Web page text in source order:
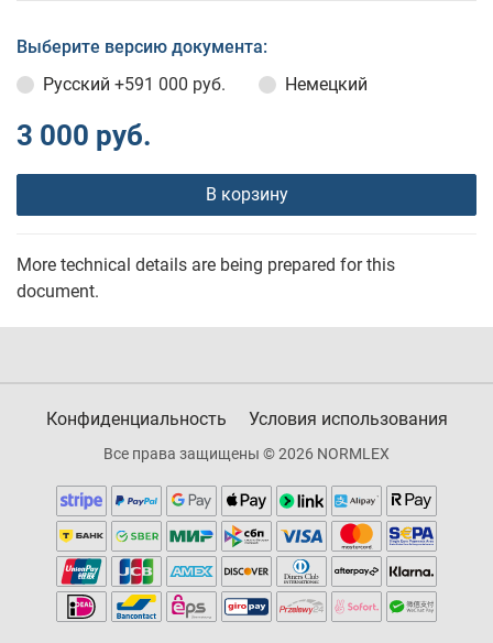
Выберите версию документа:
Русский +591 000 руб. Немецкий
3 000 руб.
В корзину
More technical details are being prepared for this
document.
Конфиденциальность Условия использования
Все права защищены © 2026 NORMLEX